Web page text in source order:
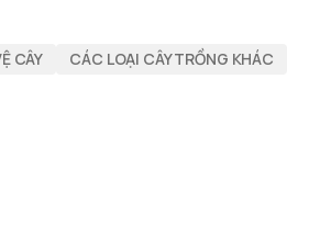
CÂY CÁC LOẠI CÂY TRỒNG KHÁC